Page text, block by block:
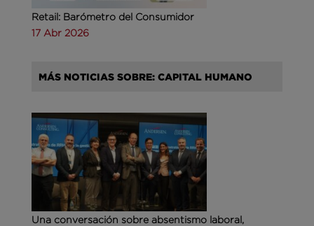
Retail: Barómetro del Consumidor
17 Abr 2026
MÁS NOTICIAS SOBRE: CAPITAL HUMANO
Una conversación sobre absentismo laboral,